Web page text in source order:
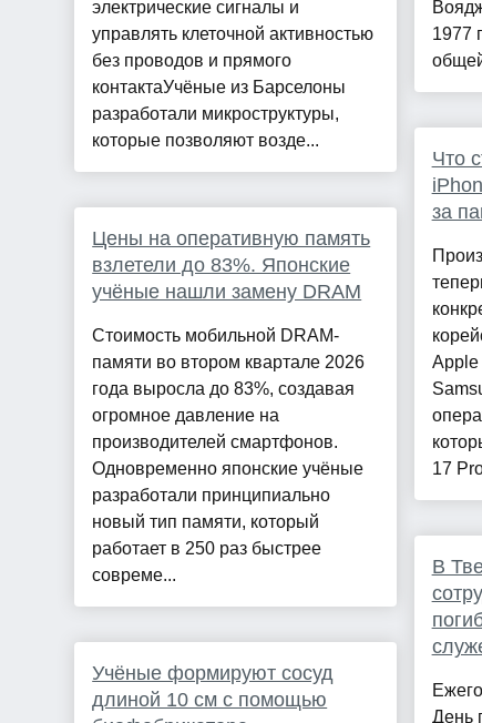
электрические сигналы и
управлять клеточной активностью
без проводов и прямого
контактаУчёные из Барселоны
разработали микроструктуры,
которые позволяют возде...
Цены на оперативную память
взлетели до 83%. Японские
учёные нашли замену DRAM
Стоимость мобильной DRAM-
памяти во втором квартале 2026
года выросла до 83%, создавая
огромное давление на
производителей смартфонов.
Одновременно японские учёные
разработали принципиально
новый тип памяти, который
работает в 250 раз быстрее
совреме...
Учёные формируют сосуд
длиной 10 см с помощью
1977
Что
за
Apple
17
В
День